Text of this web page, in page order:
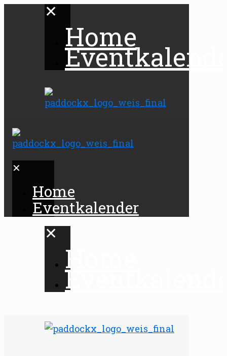
✕
Home
✕
Home
Eventkalender
✕
Home